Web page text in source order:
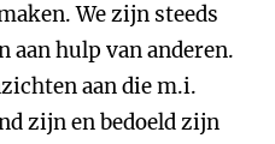
We zijn steeds
aan hulp van anderen.
aan die m.i.
zijn en bedoeld zijn